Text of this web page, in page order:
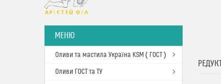
Оливи та мастила Україна KSM ( ГОСТ )
Оливи ГОСТ та ТУ